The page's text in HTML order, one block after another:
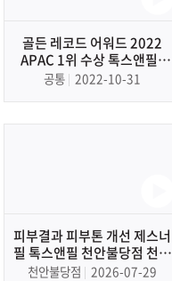
골든 레코드 어워드 2022
APAC 1위 수상 톡스앤필 |
7th Golden Record Award
공통 2022-10-31
피부결과 피부톤 개선 제스너
필 톡스앤필 천안불당점 천안
피부과, 피부관리
천안불당점 2026-07-29